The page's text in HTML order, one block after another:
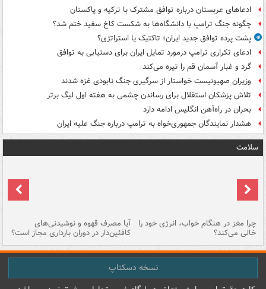
ادعاهای عربستان درباره توافق مشترک با ترکیه و پاکستان
چگونه جنگ ترامپ با دانشگاه‌ها به شکست کاخ سفید ختم شد؟
پشت پرده توافق جدید ایران؛ تاکتیک یا استراتژی؟
ادعای تکراری ترامپ درمورد تمایل ایران برای دستیابی به توافق
گرد و غبار آسمان قم را تیره می‌کند
وزیران صهیونیست خواستار از سرگیری جنگ نابودی غزه شدند
تلاش پزشکان استقلال برای رساندن چشمی به هفته اول لیگ برتر
بحران در راه‌آهن انگلیس ادامه دارد
هشدار نمایندگان جمهوری‌خواه به ترامپ درباره جنگ علیه ایران
سلامت
چرا مغز در هنگام خواب، انرژی خود را
خالی می‌کند؟
آیا مصرف قهوه و نوشیدنی‌های
کافئین‌دار در دوران بارداری مجاز است؟
نسخه دسکتاپ